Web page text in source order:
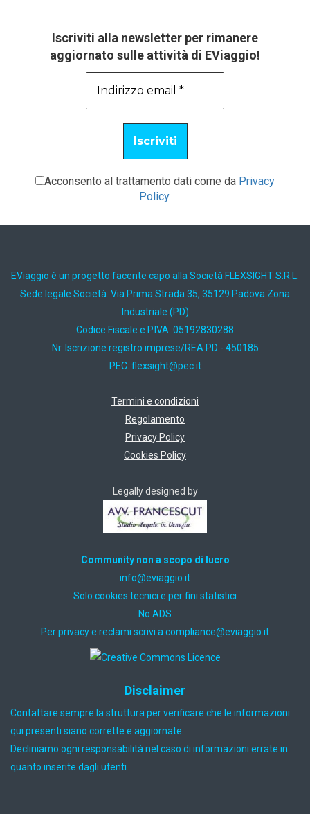
Iscriviti alla newsletter per rimanere
aggiornato sulle attività di EViaggio!
Acconsento al trattamento dati come da Privacy
Policy.
EViaggio è un progetto facente capo alla Società FLEXSIGHT S.R.L.
Sede legale Società: Via Prima Strada 35, 35129 Padova Zona
Industriale (PD)
Codice Fiscale e P.IVA: 05192830288
Nr. Iscrizione registro imprese/REA PD - 450185
PEC: ti.cep@thgisxelf
Termini e condizioni
Regolamento
Privacy Policy
Cookies Policy
Legally designed by
Community non a scopo di lucro
ti.oiggaive@ofni
Solo cookies tecnici e per fini statistici
No ADS
Per privacy e reclami scrivi a ti.oiggaive@ecnailpmoc
Disclaimer
Contattare sempre la struttura per verificare che le informazioni
qui presenti siano corrette e aggiornate.
Decliniamo ogni responsabilità nel caso di informazioni errate in
quanto inserite dagli utenti.